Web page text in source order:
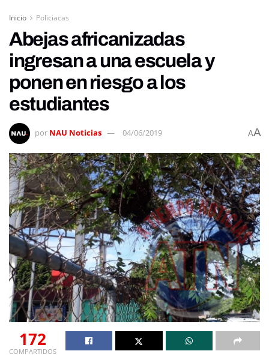
Inicio Policiacas
Abejas africanizadas
ingresan a una escuela y
ponen en riesgo a los
estudiantes
por NAU Noticias 04/06/2019 AA
172
COMPARTIDOS